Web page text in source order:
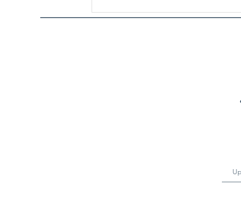
Oscarom® nagrađena „Ničija